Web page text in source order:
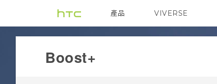
產品
VIVE G REIGNS
VIVERSE
Boost+